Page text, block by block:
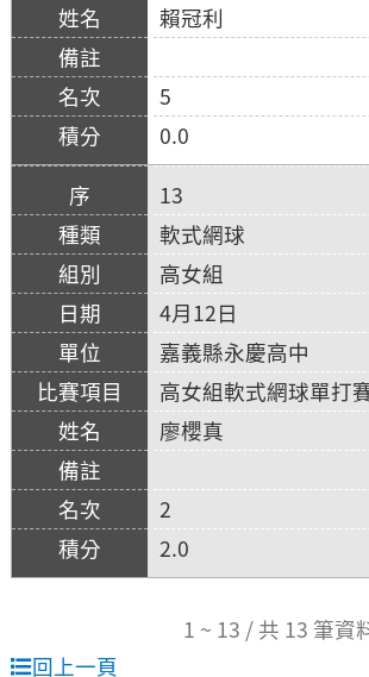
賴冠利
5
0.0
13
軟式網球
高女組
4月12日
嘉義縣永慶高中
高女組軟式網球單打
廖櫻真
2
2.0
1 ~ 13 / 共 13 筆資
回上一頁